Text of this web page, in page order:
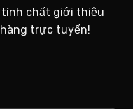
tính chất giới thiệu
trực tuyến!